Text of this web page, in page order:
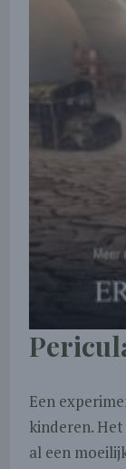
Een
kinderen.
al een